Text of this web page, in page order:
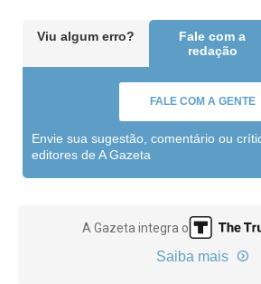
Viu algum erro?
Fale com a
redação
FALE COM A GENTE
Envie sua sugestão, comentário ou
editores de A Gazeta
A Gazeta integra o
Saiba mais